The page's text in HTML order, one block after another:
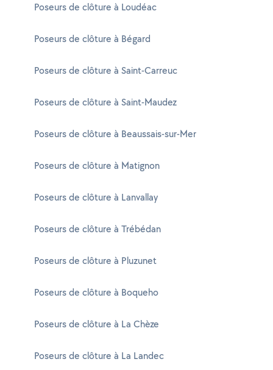
Poseurs de clôture à Loudéac
Poseurs de clôture à Bégard
Poseurs de clôture à Saint-Carreuc
Poseurs de clôture à Saint-Maudez
Poseurs de clôture à Beaussais-sur-Mer
Poseurs de clôture à Matignon
Poseurs de clôture à Lanvallay
Poseurs de clôture à Trébédan
Poseurs de clôture à Pluzunet
Poseurs de clôture à Boqueho
Poseurs de clôture à La Chèze
Poseurs de clôture à La Landec